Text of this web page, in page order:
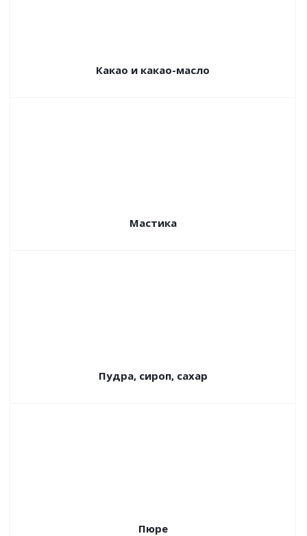
Какао и какао-масло
Мастика
Пудра, сироп, сахар
Пюре